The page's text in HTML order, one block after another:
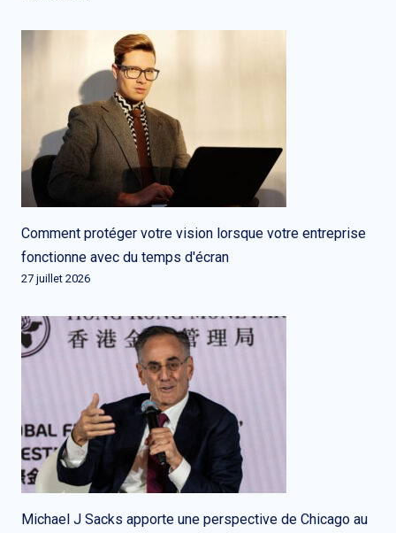
Comment protéger votre vision lorsque votre entreprise
fonctionne avec du temps d'écran
27 juillet 2026
Michael J Sacks apporte une perspective de Chicago au